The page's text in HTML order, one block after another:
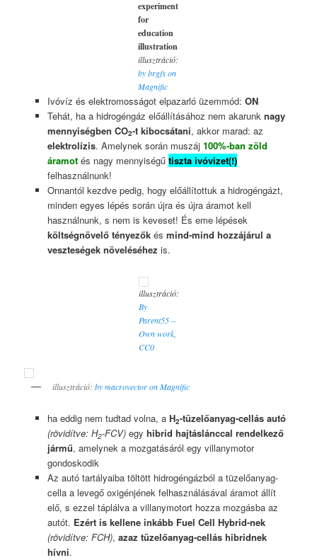
experiment
for
education
illustration
illusztráció:
by brgfx on
Magnific
Ivóvíz és elektromosságot elpazarló üzemmód: ON
Tehát, ha a hidrogéngáz előállításához nem akarunk nagy
mennyiségben CO2-t kibocsátani, akkor marad: az
elektrolízis. Amelynek során muszáj 100%-ban zöld
áramotés nagy mennyiségű tiszta ivóvizet(!)
felhasználnunk!
Onnantól kezdve pedig, hogy előállítottuk a hidrogéngázt,
minden egyes lépés során újra és újra áramot kell
használnunk, s nem is keveset! És eme lépések
költségnövelő tényezőkés mind-mind hozzájárul a
veszteségek növeléséhez is.
illusztráció:
By
Parent55 –
Own work,
CC0
illusztráció:by macrovector on Magnific
ha eddig nem tudtad volna, a H2-tüzelőanyag-cellás autó
(rövidítve: H2-FCV)egy hibrid hajtáslánccal rendelkező
jármű, amelynek a mozgatásáról egy villanymotor
gondoskodik
Az autó tartályaiba töltött hidrogéngázból a tüzelőanyag-
cella a levegő oxigénjének felhasználásával áramot állít
elő, s ezzel táplálva a villanymotort hozza mozgásba az
autót. Ezért is kellene inkább Fuel Cell Hybrid-nek
(rövidítve: FCH), azaz tüzelőanyag-cellás hibridnek
hívni.